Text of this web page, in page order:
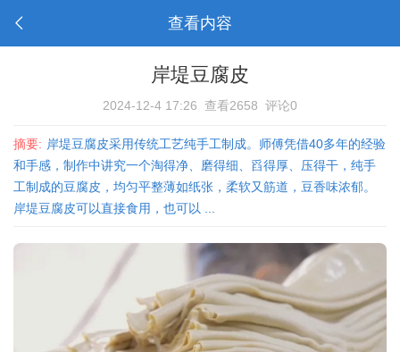
查看内容
岸堤豆腐皮
2024-12-4 17:26 查看2658 评论0
摘要: 岸堤豆腐皮采用传统工艺纯手工制成。师傅凭借40多年的经验
和手感，制作中讲究一个淘得净、磨得细、舀得厚、压得干，纯手
工制成的豆腐皮，均匀平整薄如纸张，柔软又筋道，豆香味浓郁。
岸堤豆腐皮可以直接食用，也可以 ...